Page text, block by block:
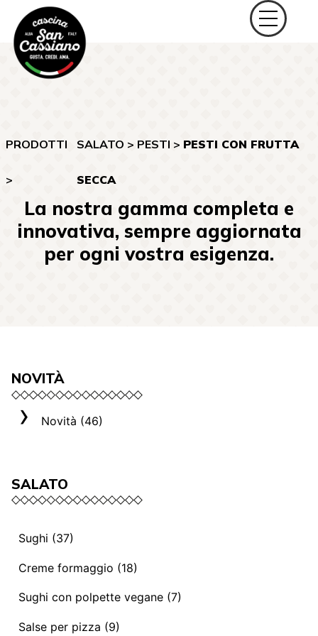
PRODOTTI
>
SALATO > PESTI > PESTI CON FRUTTA
SECCA
La nostra gamma completa e
innovativa, sempre aggiornata
per ogni vostra esigenza.
NOVITÀ
Novità (46)
SALATO
Sughi (37)
Sughi e ragù vegani (13)
Mediterranei (3)
Sughi e ragù (14)
Creme formaggio (18)
La selezione Roma (3)
Creme formaggio (8)
Sughi con polpette vegane (7)
Sughi con polpette vegane (7)
Salse per pizza (9)